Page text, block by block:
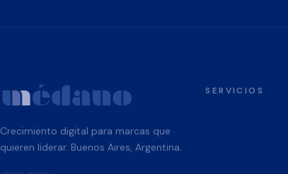
Crecimiento digital para marcas que
quieren liderar. Buenos Aires, Argentina.
SERVICIOS